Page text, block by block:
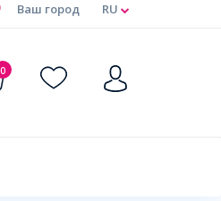
RU
Ваш город
0